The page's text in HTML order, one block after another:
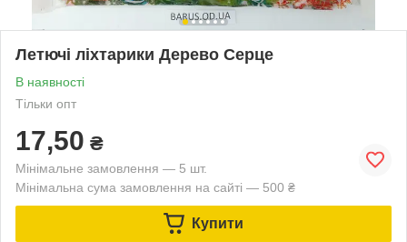
Летючі ліхтарики Дерево Серце
В наявності
Тільки опт
17,50 ₴
Мінімальне замовлення — 5 шт.
Мінімальна сума замовлення на сайті — 500 ₴
Купити